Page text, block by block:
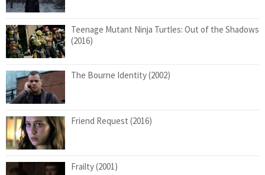
Teenage Mutant Ninja Turtles: Out of the Shadows
(2016)
The Bourne Identity (2002)
Friend Request (2016)
Frailty (2001)